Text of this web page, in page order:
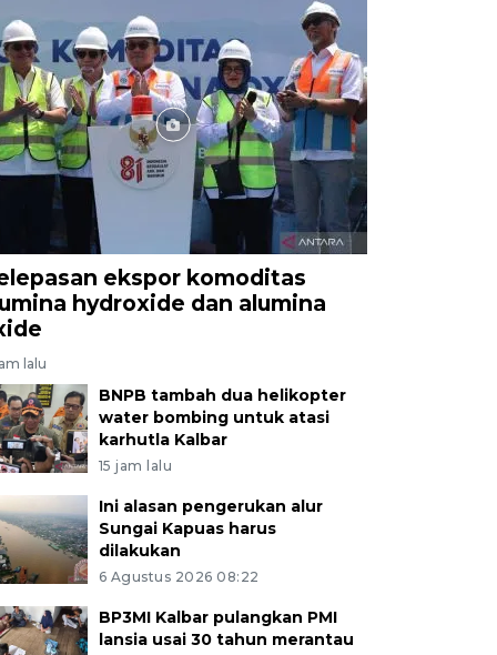
ekspor komoditas
hydroxide dan alumina
lalu
BNPB tambah dua helikopter
water bombing untuk atasi
karhutla Kalbar
15 jam lalu
Ini alasan pengerukan alur
Sungai Kapuas harus
dilakukan
6 Agustus 2026 08:22
BP3MI Kalbar pulangkan PMI
lansia usai 30 tahun merantau